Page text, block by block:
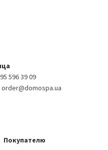
596 39 09
order@domospa.ua
Покупателю